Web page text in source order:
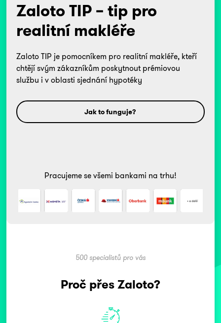
Zaloto TIP – tip pro
realitní makléře
Zaloto TIP je pomocníkem pro realitní makléře, kteří
chtějí svým zákazníkům poskytnout prémiovou
službu i v oblasti sjednání hypotéky
Jak to funguje?
Pracujeme se všemi bankami na trhu!
500 specialistů pro vás
Proč přes Zaloto?